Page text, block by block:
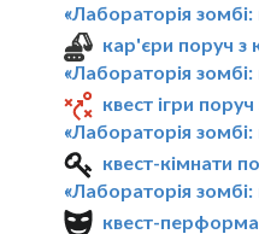
«Лабораторія зомбі:
кар'єри поруч з
«Лабораторія зомбі:
квест ігри
«Лабораторія зомбі:
квест-кімнати
«Лабораторія зомбі:
квест-